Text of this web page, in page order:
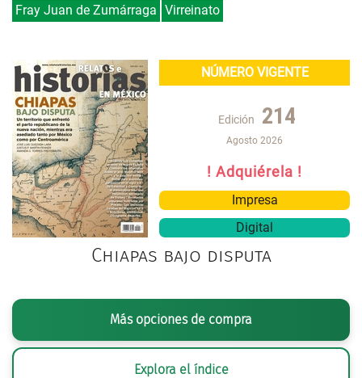
Fray Juan de Zumárraga Virreinato
NÚMERO VIGENTE
Edición 214
Agosto 2026
! Adquiérela !
Impresa
Digital
Chiapas bajo disputa
Más opciones de compra
Explora el índice